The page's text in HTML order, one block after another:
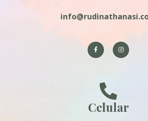
Celular